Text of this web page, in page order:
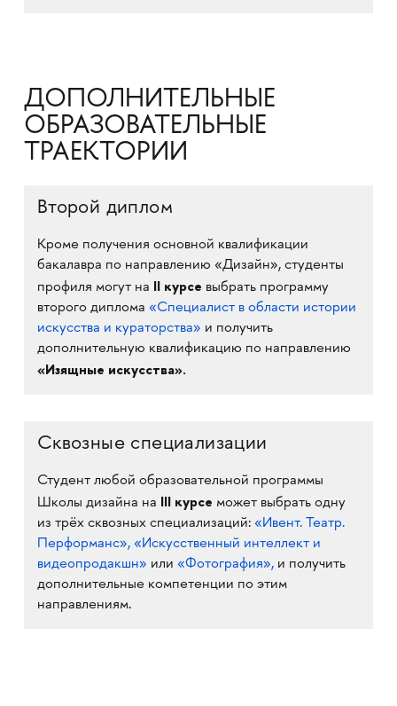
ДОПОЛНИТЕЛЬНЫЕ
ОБРАЗОВАТЕЛЬНЫЕ
ТРАЕКТОРИИ
Второй диплом
Кроме получения основной квалификации
бакалавра по направлению «Дизайн», студенты
профиля могут на II курсе выбрать программу
второго диплома «Специалист в области истории
искусства и кураторства» и получить
дополнительную квалификацию по направлению
«Изящные искусства».
Сквозные специализации
Студент любой образовательной программы
Школы дизайна на III курсе может выбрать одну
из трёх сквозных специализаций: «Ивент. Театр.
Перформанс», «Искусственный интеллект и
видеопродакшн» или «Фотография»,и получить
дополнительные компетенции по этим
направлениям.